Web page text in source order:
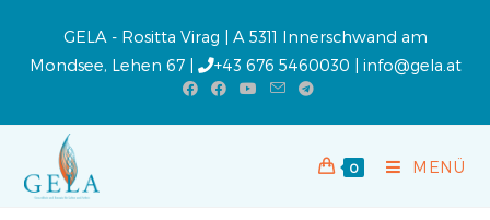
GELA - Rositta Virag | A 5311 Innerschwand am
Mondsee, Lehen 67 |
+43 676 5460030 | info@gela.at
0 MENÜ